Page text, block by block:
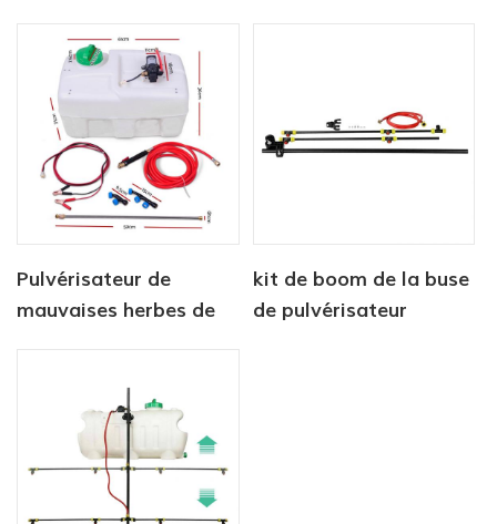
pulvérisateur à rampe
pulvérisateur 100 L,
rampe de 3 m, chariot
Pulvérisateur de
mauvaises herbes de
pompe de 50 L,
pression de 4,0 L/min,
80 PSI
kit de boom de la buse
de pulvérisateur